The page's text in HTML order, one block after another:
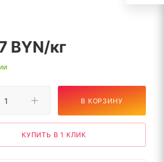
BYN/кг
В КОРЗИНУ
КУПИТЬ В 1 КЛИК